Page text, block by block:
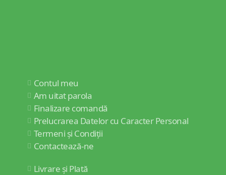
Contul meu
Am uitat parola
Finalizare comandă
Prelucrarea Datelor cu Caracter Personal
Termeni și Condiții
Contactează-ne
Livrare și Plată